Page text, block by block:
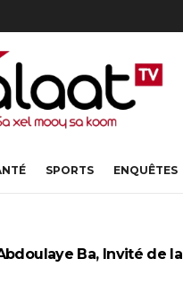
SPORTS ENQUÊTES
Ba, Invité de la